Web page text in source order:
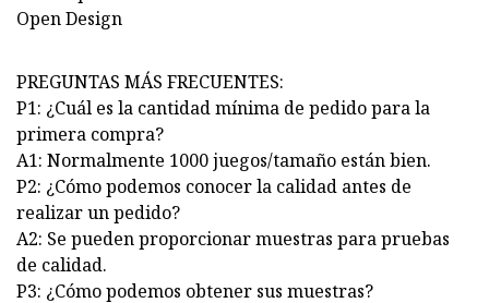
PREGUNTAS MÁS FRECUENTES:
P1: ¿Cuál es la cantidad mínima de pedido para la
primera compra?
A1: Normalmente 1000 juegos/tamaño están bien.
P2: ¿Cómo podemos conocer la calidad antes de
realizar un pedido?
A2: Se pueden proporcionar muestras para pruebas
de calidad.
P3: ¿Cómo podemos obtener sus muestras?